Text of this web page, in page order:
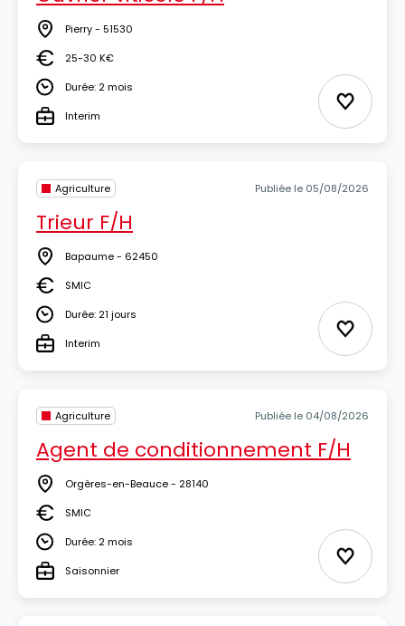
Lieu Pierry - 51530
Salaire25-30 K€
DuréeDurée: 2 mois
TypeInterim Ajouter
Agriculture Publiée le 05/08/2026
Trieur F/H
Lieu Bapaume - 62450
Salaire
SMIC
DuréeDurée: 21 jours
TypeInterim Ajouter
Agriculture Publiée le 04/08/2026
Agent de conditionnement F/H
Lieu Orgères-en-Beauce - 28140
Salaire
SMIC
DuréeDurée: 2 mois
TypeSaisonnier Ajouter